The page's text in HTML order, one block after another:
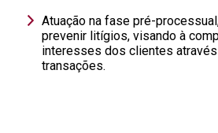
Atuação na fase pré-
prevenir litígios, visando à
interesses dos clientes
transações.